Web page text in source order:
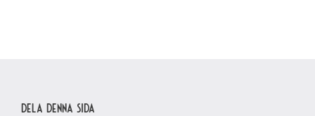
Dela denna sida